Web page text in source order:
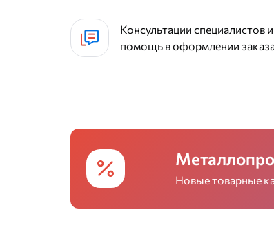
Консультации специалистов и
помощь в оформлении
Новые товарные